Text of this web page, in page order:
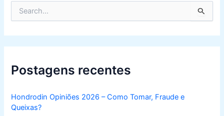
r
c
f
o
:
Postagens recentes
Hondrodin Opiniões 2026 – Como Tomar, Fraude e
Queixas?